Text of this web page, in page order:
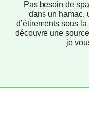
Pas besoin de
dans un hamac,
d’étirements sous
découvre une
je